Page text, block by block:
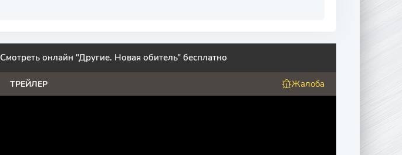
Смотреть онлайн "Другие. Новая обитель" бесплатно
ТРЕЙЛЕР Жалоба